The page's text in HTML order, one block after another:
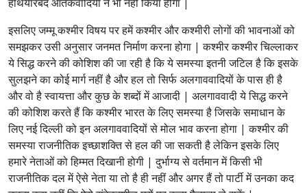
इसलिए जम्मू कश्मीर विषय पर हमें कश्मीर और कश्मीरी लोगों की भावनाओं को
समझकर उसी अनुसार जनमत निर्माण करना होगा | कश्मीर कश्मीर चिल्लाकर
ये सिद्ध करने की कोशिश की जा रही है कि ये समस्या इतनी जटिल है कि इसके
सुलझने का कोई मार्ग नहीं है और हल तो सिर्फ अलगाववादियों के पास ही है
और वो है स्वायत्ता और कुछ के शब्दों में आजादी | अलगाववादी ये सिद्ध करने
की कोशिश करते हैं कि कश्मीर भारत के लिए समस्या है जिसके समाधान के
लिए नई दिल्ली को इन अलगाववादियों से मोल भाव करना होगा | कश्मीर की
समस्या राजनीतिक इच्छाशक्ति से हल की जा सकती है लेकिन इसके लिए
हमारे नेताओं को हिम्मत दिखानी होगी | दुर्भाग्य से वर्तमान में किसी भी
राजनीतिक दल में ऐसे नेता या तो है ही नहीं और अगर हैं तो पार्टी में उनका कद